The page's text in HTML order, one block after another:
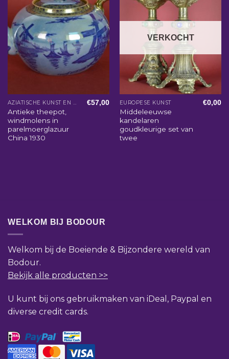
AZIATISCHE KUNST EN WOONACCESSOIRES
Antieke theepot,
windmolens in
parelmoerglazuur
China 1930
€57,00
VERKOCHT
EUROPESE KUNST
Middeleeuwse
kandelaren
goudkleurige set van
twee
€0,00
WELKOM BIJ BODOUR
Welkom bij de Boeiende & Bijzondere wereld van
Bodour.
Bekijk alle producten >>
U kunt bij ons gebruikmaken van iDeal, Paypal en
diverse credit cards.